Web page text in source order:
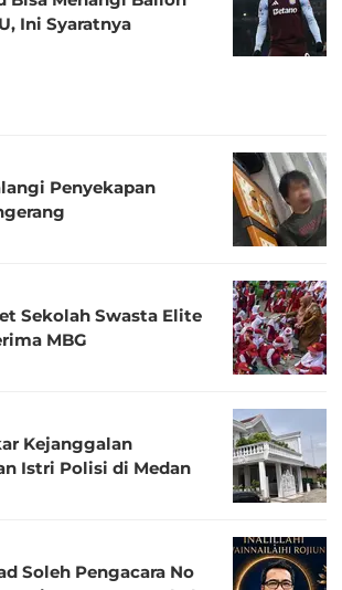
Ini Syaratnya
Penyekapan
Sekolah Swasta Elite
MBG
Kejanggalan
Istri Polisi di Medan
Soleh Pengacara No